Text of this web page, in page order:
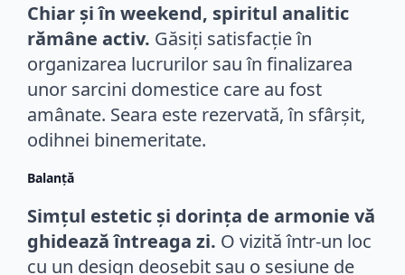
Chiar și în weekend, spiritul analitic
rămâne activ. Găsiți satisfacție în
organizarea lucrurilor sau în finalizarea
unor sarcini domestice care au fost
amânate. Seara este rezervată, în sfârșit,
odihnei binemeritate.
Balanță
Simțul estetic și dorința de armonie vă
ghidează întreaga zi. O vizită într-un loc
cu un design deosebit sau o sesiune de